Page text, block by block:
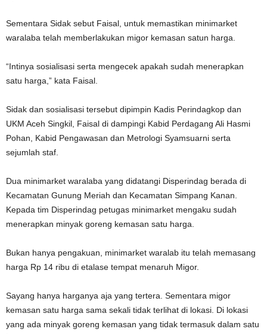
Sementara Sidak sebut Faisal, untuk memastikan minimarket
waralaba telah memberlakukan migor kemasan satun harga.
“Intinya sosialisasi serta mengecek apakah sudah menerapkan
satu harga,” kata Faisal.
Sidak dan sosialisasi tersebut dipimpin Kadis Perindagkop dan
UKM Aceh Singkil, Faisal di dampingi Kabid Perdagang Ali Hasmi
Pohan, Kabid Pengawasan dan Metrologi Syamsuarni serta
sejumlah staf.
Dua minimarket waralaba yang didatangi Disperindag berada di
Kecamatan Gunung Meriah dan Kecamatan Simpang Kanan.
Kepada tim Disperindag petugas minimarket mengaku sudah
menerapkan minyak goreng kemasan satu harga.
Bukan hanya pengakuan, minimarket waralab itu telah memasang
harga Rp 14 ribu di etalase tempat menaruh Migor.
Sayang hanya harganya aja yang tertera. Sementara migor
kemasan satu harga sama sekali tidak terlihat di lokasi. Di lokasi
yang ada minyak goreng kemasan yang tidak termasuk dalam satu